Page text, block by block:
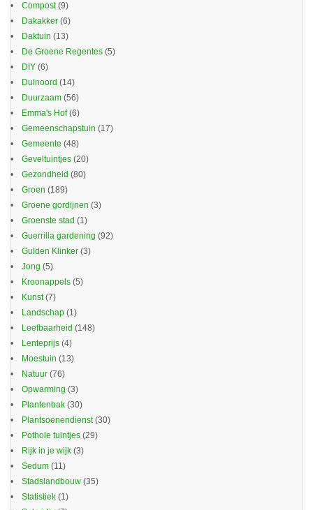
Compost(9)
Dakakker (6)
Daktuin (13)
De Groene Regentes (5)
DIY (6)
Duinoord (14)
Duurzaam (56)
Emma's Hof(6)
Gemeenschapstuin (17)
Gemeente (48)
Geveltuintjes (20)
Gezondheid (80)
Groen (189)
Groene gordijnen (3)
Groenste stad (1)
Guerrilla gardening (92)
Gulden Klinker (3)
Jong (5)
Kroonappels (5)
Kunst(7)
Landschap (1)
Leefbaarheid (148)
Lenteprijs (4)
Moestuin (13)
Natuur (76)
Opwarming (3)
Plantenbak (30)
Plantsoenendienst(30)
Pothole tuintjes (29)
Rijk in je wijk (3)
Sedum (11)
Stadslandbouw (35)
Statistiek (1)